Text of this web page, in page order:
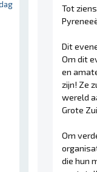
Tot
Dit
Om dit
en
zijn! Ze
wereld
Grote
Om
die hun